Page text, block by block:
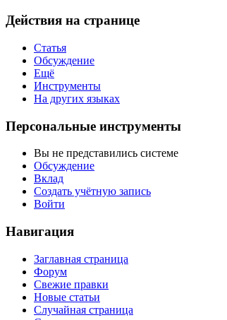
Действия на странице
Статья
Обсуждение
Ещё
Инструменты
На других языках
Персональные инструменты
Вы не представились системе
Обсуждение
Вклад
Создать учётную запись
Войти
Навигация
Заглавная страница
Форум
Свежие правки
Новые статьи
Случайная страница